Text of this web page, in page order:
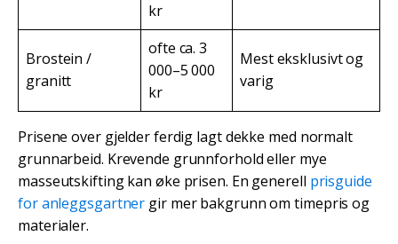
kr
Brostein /
granitt
ofte ca. 3
000–5 000
kr
Mest eksklusivt og
varig
Prisene over gjelder ferdig lagt dekke med normalt
grunnarbeid. Krevende grunnforhold eller mye
masseutskifting kan øke prisen. En generell prisguide
for anleggsgartner gir mer bakgrunn om timepris og
materialer.